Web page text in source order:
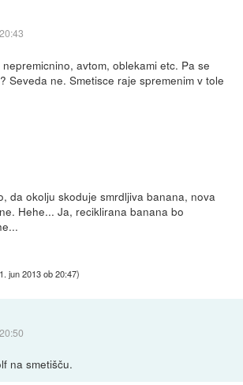
avtom, oblekami etc. Pa se
Seveda ne. Smetisce raje spremenim v tole
da okolju skoduje smrdljiva banana, nova
Hehe... Ja, reciklirana banana bo
1. jun 2013 ob 20:47)
na smetišču.